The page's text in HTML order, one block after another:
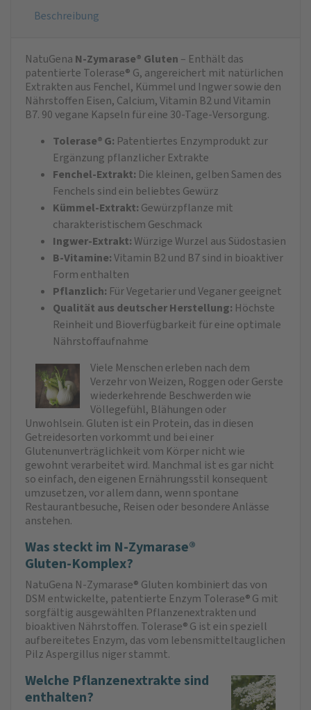
Beschreibung
NatuGena N-Zymarase® Gluten – Enthält das
patentierte Tolerase® G, angereichert mit natürlichen
Extrakten aus Fenchel, Kümmel und Ingwer sowie den
Nährstoffen Eisen, Calcium, Vitamin B2 und Vitamin
B7. 90 vegane Kapseln für eine 30-Tage-Versorgung.
Tolerase® G: Patentiertes Enzymprodukt zur
Ergänzung pflanzlicher Extrakte
Fenchel‑Extrakt: Die kleinen, gelben Samen des
Fenchels sind ein beliebtes Gewürz
Kümmel‑Extrakt: Gewürzpflanze mit
charakteristischem Geschmack
Ingwer‑Extrakt:Würzige Wurzel aus Südostasien
B-Vitamine:Vitamin B2 und B7 sind in bioaktiver
Form enthalten
Pflanzlich: Für Vegetarier und Veganer geeignet
Qualität aus deutscher Herstellung: Höchste
Reinheit und Bioverfügbarkeit für eine optimale
Nährstoffaufnahme
Viele Menschen erleben nach dem
Verzehr von Weizen, Roggen oder Gerste
wiederkehrende Beschwerden wie
Völlegefühl, Blähungen oder
Unwohlsein. Gluten ist ein Protein, das in diesen
Getreidesorten vorkommt und bei einer
Glutenunverträglichkeit vom Körper nicht wie
gewohnt verarbeitet wird. Manchmal ist es gar nicht
so einfach, den eigenen Ernährungsstil konsequent
umzusetzen, vor allem dann, wenn spontane
Restaurantbesuche, Reisen oder besondere Anlässe
anstehen.
Was steckt im N‑Zymarase®
Gluten‑Komplex?
NatuGena N‑Zymarase® Gluten kombiniert das von
DSM entwickelte, patentierte Enzym Tolerase® G mit
sorgfältig ausgewählten Pflanzenextrakten und
bioaktiven Nährstoffen. Tolerase® G ist ein speziell
aufbereitetes Enzym, das vom lebensmitteltauglichen
Pilz Aspergillus niger stammt.
Welche Pflanzenextrakte sind
enthalten?